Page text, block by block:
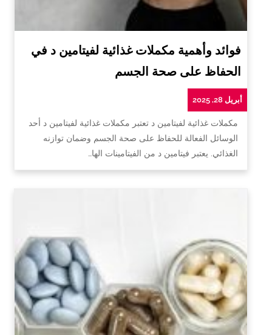
فوائد وأهمية مكملات غذائية لفيتامين د في
الحفاظ على صحة الجسم
أبريل 28, 2025
مكملات غذائية لفيتامين د تعتبر مكملات غذائية لفيتامين د أحد
الوسائل الفعالة للحفاظ على صحة الجسم وضمان توازنه
الغذائي. يعتبر فيتامين د من الفيتامينات الها…